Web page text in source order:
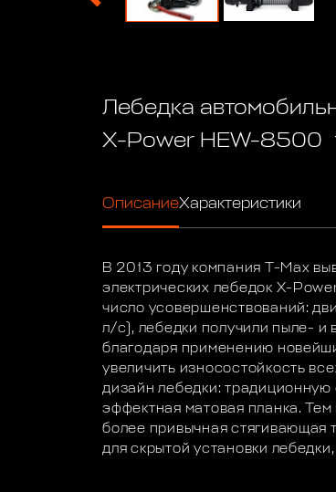
Лебедка
X-Power HEW-8500
ОписаниеХарактеристики
В 2013 году компания Т-Max
электрических лебедок X-
число усовершенствований:
л/с), лебедки получили пыле- и
благодаря применению
увеличить износостойкость
дизайн лебедки:
эффектная матовая планка. Тем
более привычная стягивающая
для скрытой установки